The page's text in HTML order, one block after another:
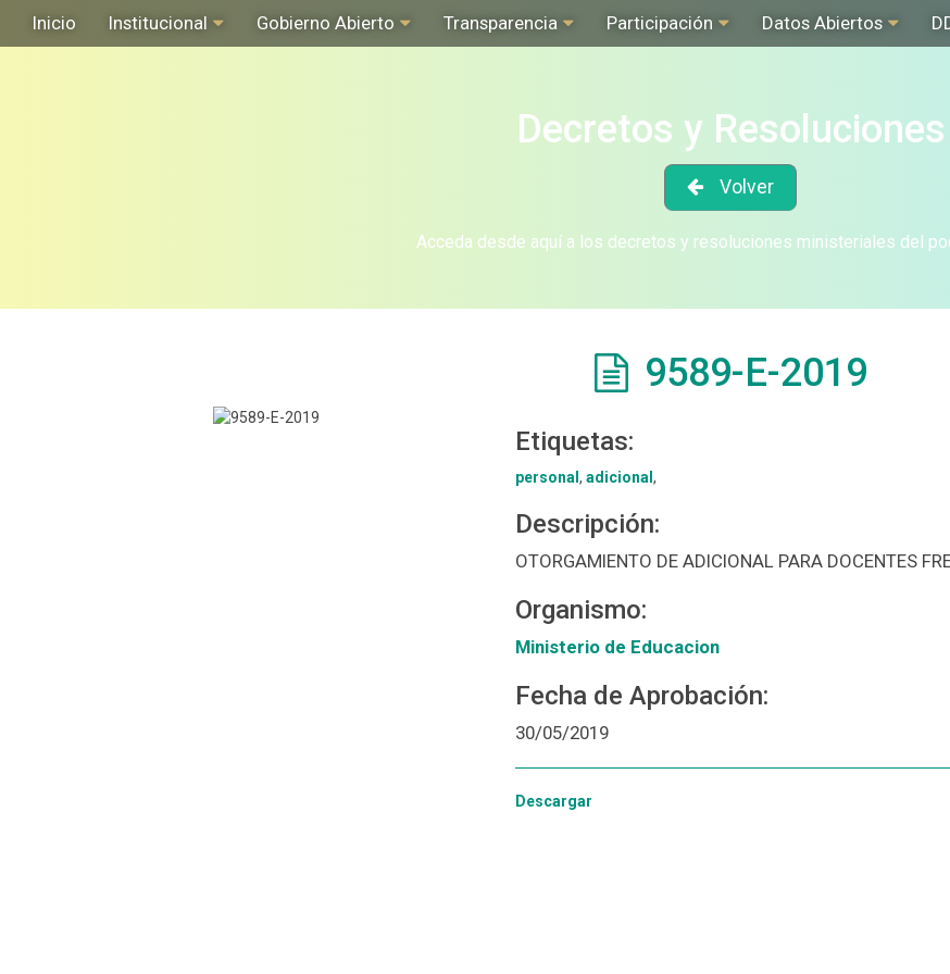
Inicio Institucional Gobierno Abierto Transparencia Participación Datos Abiertos
Decretos y Resoluciones
Volver
Acceda desde aquí a los decretos y resoluciones ministeriales del
9589-E-2019
Etiquetas:
personal , adicional ,
Descripción:
OTORGAMIENTO DE ADICIONAL PARA DOCENTES
Organismo:
Ministerio de Educacion
Fecha de Aprobación:
30/05/2019
Descargar